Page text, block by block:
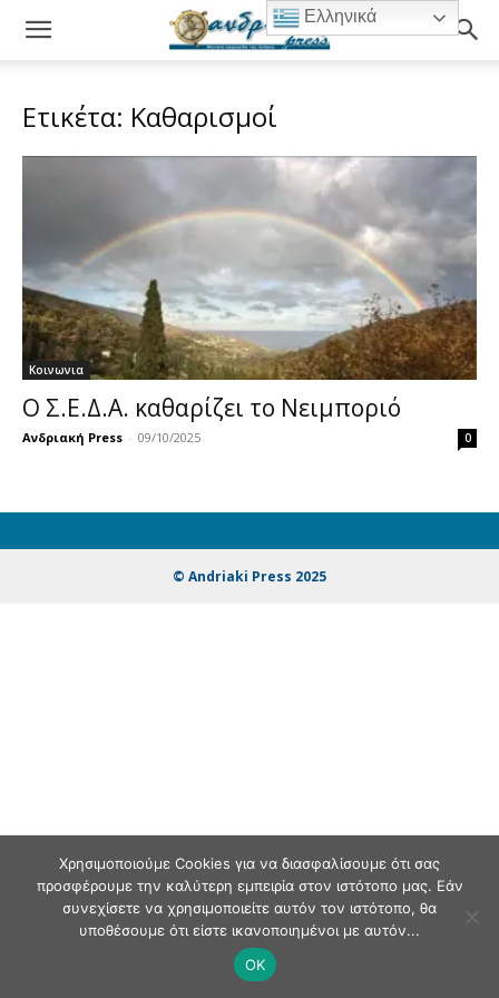
Ετικέτα: Καθαρισμοί
Κοινωνια
Ο Σ.Ε.Δ.Α. καθαρίζει το Νειμποριό
Ανδριακή Press - 09/10/2025 0
© Andriaki Press 2025
Ελληνικά
Χρησιμοποιούμε Cookies για να διασφαλίσουμε ότι σας
προσφέρουμε την καλύτερη εμπειρία στον ιστότοπο μας. Εάν
συνεχίσετε να χρησιμοποιείτε αυτόν τον ιστότοπο, θα
υποθέσουμε ότι είστε ικανοποιημένοι με αυτόν...
OK